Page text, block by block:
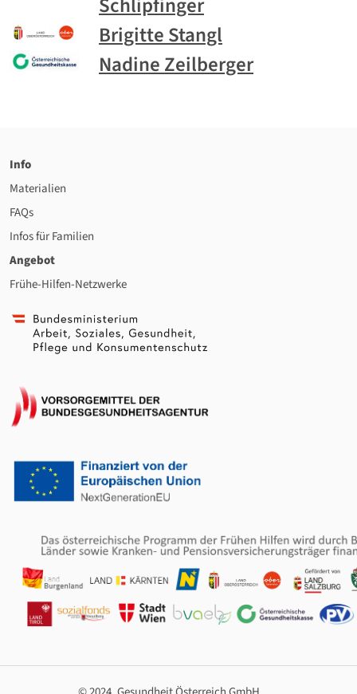
Brigitte Stangl
Nadine Zeilberger
Info
Materialien
FAQs
Infos für Familien
Angebot
Frühe-Hilfen-Netzwerke